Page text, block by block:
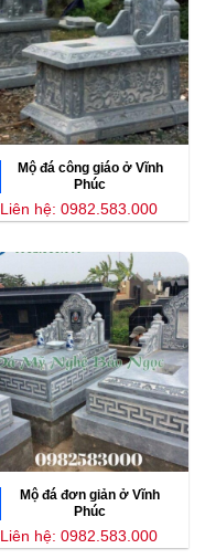
Mộ đá công giáo ở Vĩnh
Phúc
Liên hệ: 0982.583.000
Mộ đá đơn giản ở Vĩnh
Phúc
Liên hệ: 0982.583.000